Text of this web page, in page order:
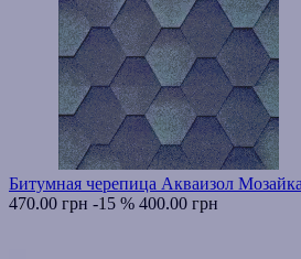
Битумная черепица Акваизол
470.00 грн -15 % 400.00 грн